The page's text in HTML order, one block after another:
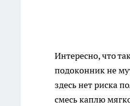
Интересно, что
подоконник не
здесь нет риска
смесь каплю